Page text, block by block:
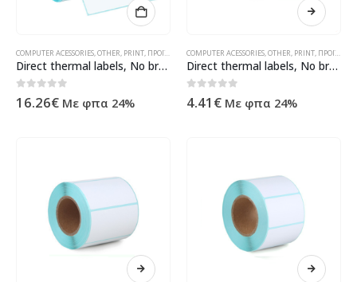
COMPUTER ACESSORIES OTHER PRINT ΠΡΟΪΌΝΤΑ ΠΛΗΡΟΦΟΡΙΚΉΣ - ΚΙΝΗΤΉΣ ΤΗΛΕΦΩΝΊΑΣ - ΗΛΕΚΤΡΟΝΙΚΆ
Direct thermal labels, No brand, 100x150mm, 500 pcs, White – 71207
0 out of 5
16.26€ Με φπα 24%
COMPUTER ACESSORIES OTHER PRINT ΠΡΟΪΌΝΤΑ ΠΛΗΡΟΦΟΡΙΚΉΣ - ΚΙΝΗΤΉΣ ΤΗΛΕΦΩΝΊΑΣ - ΗΛΕΚΤΡΟΝΙΚΆ
Direct thermal labels, No brand, 80x50mm, 500 pcs, White – 71204
0out of 5
4.41 € Με φπα 24%